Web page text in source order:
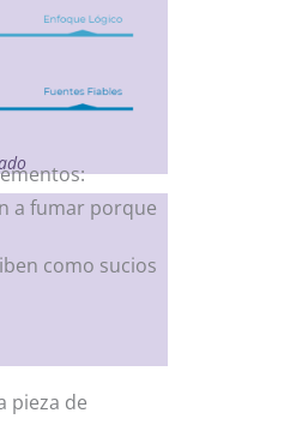
a fumar porque
como sucios
pieza de